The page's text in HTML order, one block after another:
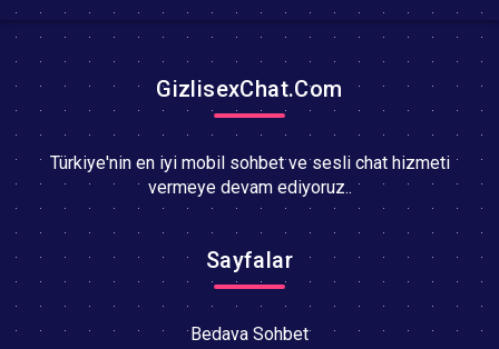
GizlisexChat.Com
Türkiye'nin en iyi mobil sohbet ve sesli chat hizmeti
vermeye devam ediyoruz..
Sayfalar
Bedava Sohbet